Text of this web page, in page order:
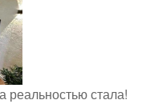
реальностью стала!